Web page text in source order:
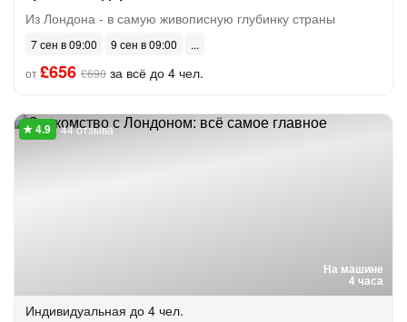
Из Лондона - в самую живописную глубинку страны
7 сен в 09:00
9 сен в 09:00
от£656 £690 за всё до 4 чел.
На машине
4 часа
44 отзыва
Индивидуальная до 4 чел.